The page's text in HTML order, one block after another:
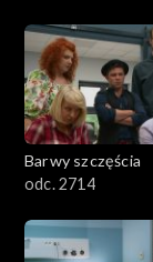
Barwy szczęścia
odc. 2714